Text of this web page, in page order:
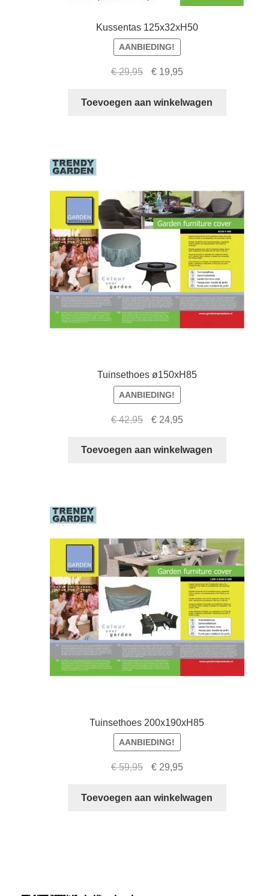
Kussentas 125x32xH50
AANBIEDING!
€29,95
Oorspronkelijke
was:
€19,95Huidige
is:
Toevoegen aan winkelwagen
Tuinsethoes ø150xH85
AANBIEDING!
€42,95
Oorspronkelijke
was:
€24,95Huidige
is:
Toevoegen aan winkelwagen
Tuinsethoes 200x190xH85
AANBIEDING!
€59,95
Oorspronkelijke
was:
€29,95Huidige
is:
Toevoegen aan winkelwagen